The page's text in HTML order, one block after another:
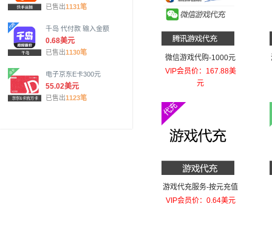
已售出1131笔
千岛 代付款 输入金额
0.68美元
已售出1130笔
电子京东E卡300元
55.02美元
已售出1123笔
微信游戏代购-1000元
VIP会员价：167.88美
元
游戏代充服务-按元充值
VIP会员价：0.64美元